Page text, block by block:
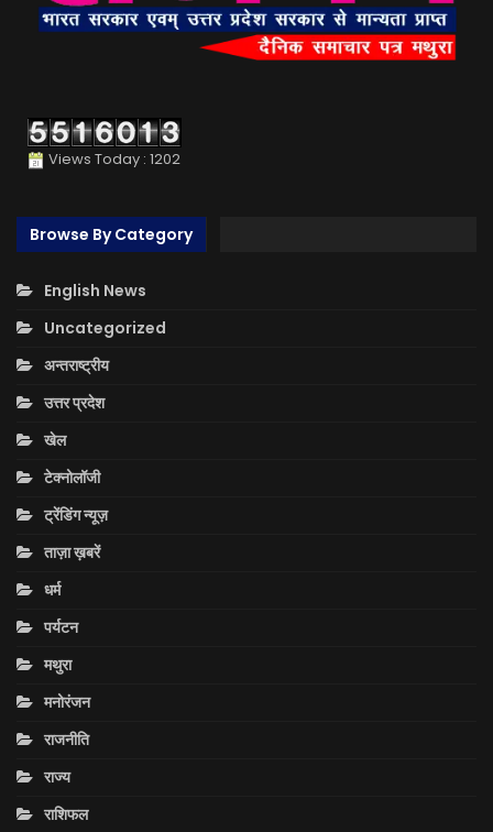
Views Today : 1202
Browse By Category
English News
Uncategorized
अन्तराष्ट्रीय
उत्तर प्रदेश
खेल
टेक्नोलॉजी
ट्रेंडिंग न्यूज़
ताज़ा ख़बरें
धर्म
पर्यटन
मथुरा
मनोरंजन
राजनीति
राज्य
राशिफल